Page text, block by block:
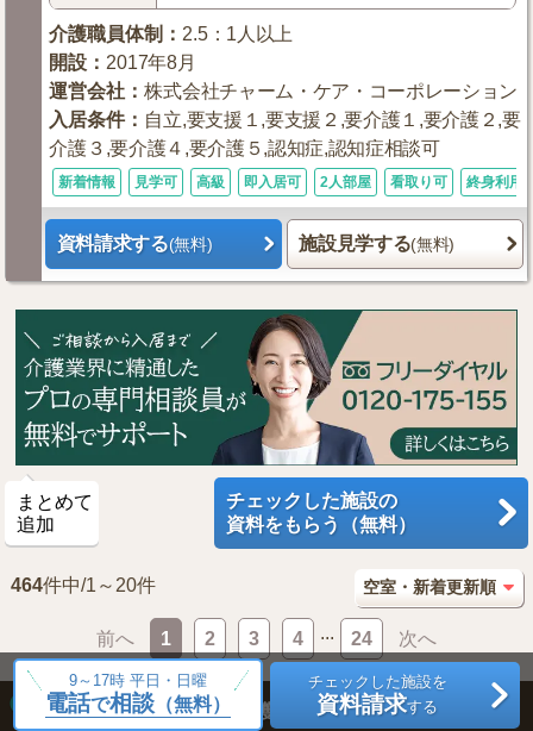
介護職員体制 ： 2.5：1人以上
開設 ： 2017年8月
運営会社 ：株式会社チャーム・ケア・コーポレーション
入居条件： 自立,要支援１,要支援２,要介護１,要介護２,要
介護３,要介護４,要介護５,認知症,認知症相談可
新着情報 見学可 高級 即入居可 2人部屋 看取り可 終身利用
資料請求する(無料) 施設見学する(無料)
まとめて
追加
チェックした施設の
資料をもらう（無料）
9～17時 平日・日曜
電話で相談（無料）
チェックした施設を
資料請求する
464件中/1～20件
前へ 1 2 3 4 ... 24 次へ
エリア から老人ホーム・介護施設を探す